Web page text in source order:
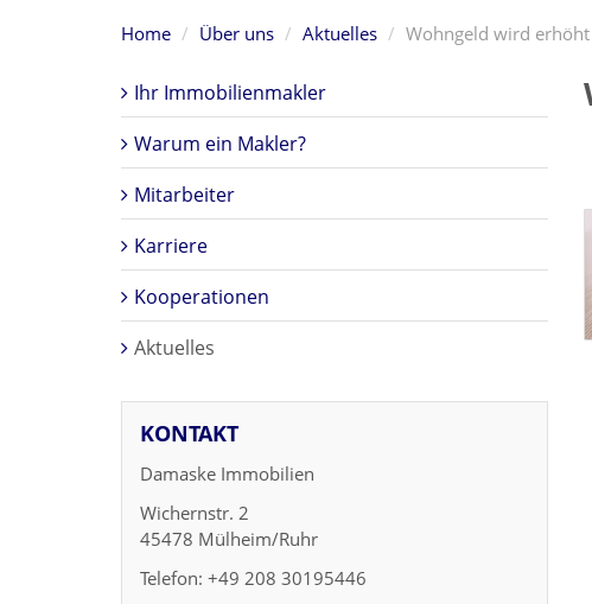
Home Über uns Aktuelles Wohngeld wird erhöht
Ihr Immobilienmakler
Warum ein Makler?
Mitarbeiter
Karriere
Kooperationen
Aktuelles
KONTAKT
Damaske Immobilien
Wichernstr. 2
45478 Mülheim/Ruhr
Telefon: +49 208 30195446